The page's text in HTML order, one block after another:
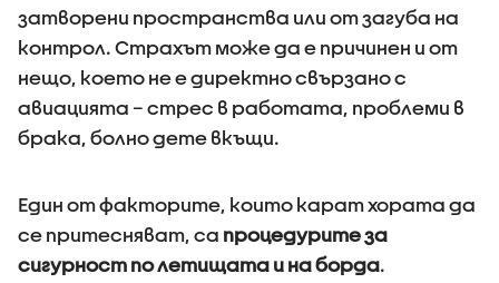
затворени пространства или от загуба на
контрол. Страхът може да е причинен и от
нещо, което не е директно свързано с
авиацията – стрес в работата, проблеми в
брака, болно дете вкъщи.
Един от факторите, които карат хората да
се притесняват, са процедурите за
сигурност по летищата и на борда.